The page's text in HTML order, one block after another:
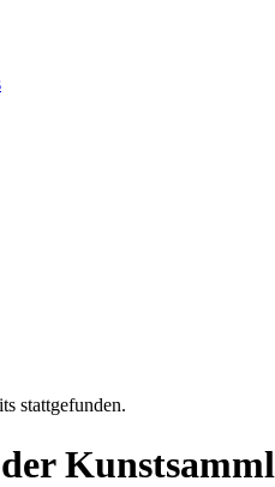
stattgefunden.